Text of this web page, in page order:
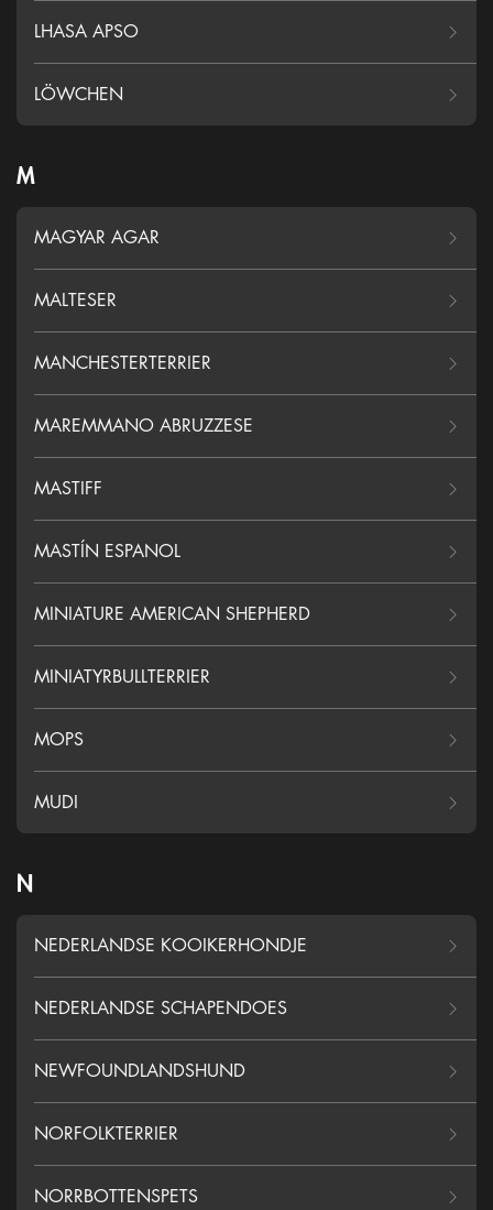
LHASA APSO
LÖWCHEN
M
MAGYAR AGAR
MALTESER
MANCHESTERTERRIER
MAREMMANO ABRUZZESE
MASTIFF
MASTÍN ESPANOL
MINIATURE AMERICAN SHEPHERD
MINIATYRBULLTERRIER
MOPS
MUDI
N
NEDERLANDSE KOOIKERHONDJE
NEDERLANDSE SCHAPENDOES
NEWFOUNDLANDSHUND
NORFOLKTERRIER
NORRBOTTENSPETS